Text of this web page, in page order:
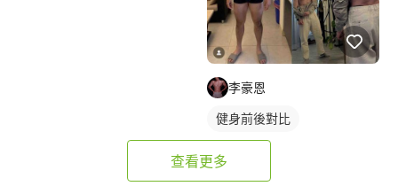
李豪恩
健身前後對比
查看更多